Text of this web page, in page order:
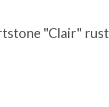
"Clair" rust